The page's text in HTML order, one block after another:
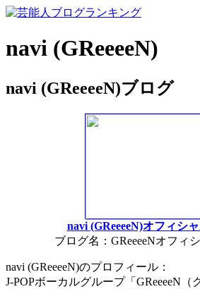
navi (GReeeeN)
navi (GReeeeN)ブログ
navi (GReeeeN)オフィシ
ブログ名：GReeeeNオフィ
navi (GReeeeN)のプロフィール：
J-POPボーカルグループ「GReeeeN（